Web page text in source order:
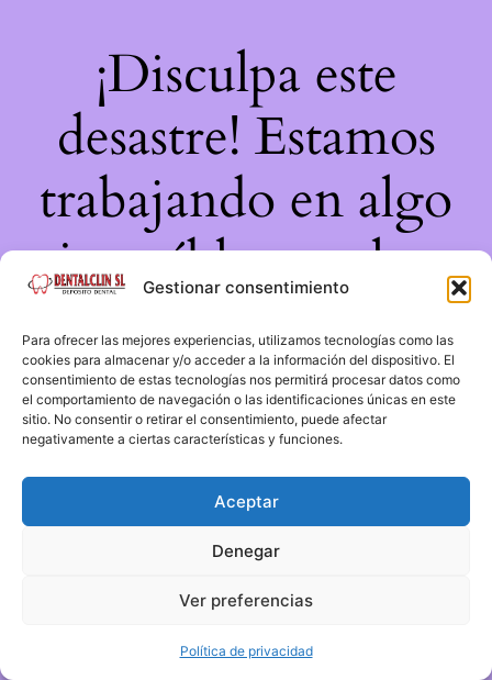
Gestionar consentimiento
Para ofrecer las mejores experiencias, utilizamos tecnologías como las
cookies para almacenar y/o acceder a la información del dispositivo. El
consentimiento de estas tecnologías nos permitirá procesar datos como
el comportamiento de navegación o las identificaciones únicas en este
sitio. No consentir o retirar el consentimiento, puede afectar
negativamente a ciertas características y funciones.
Aceptar
Denegar
Ver preferencias
Política de privacidad
¡Disculpa este
desastre! Estamos
trabajando en algo
increíble, ¡vuelve
pronto!